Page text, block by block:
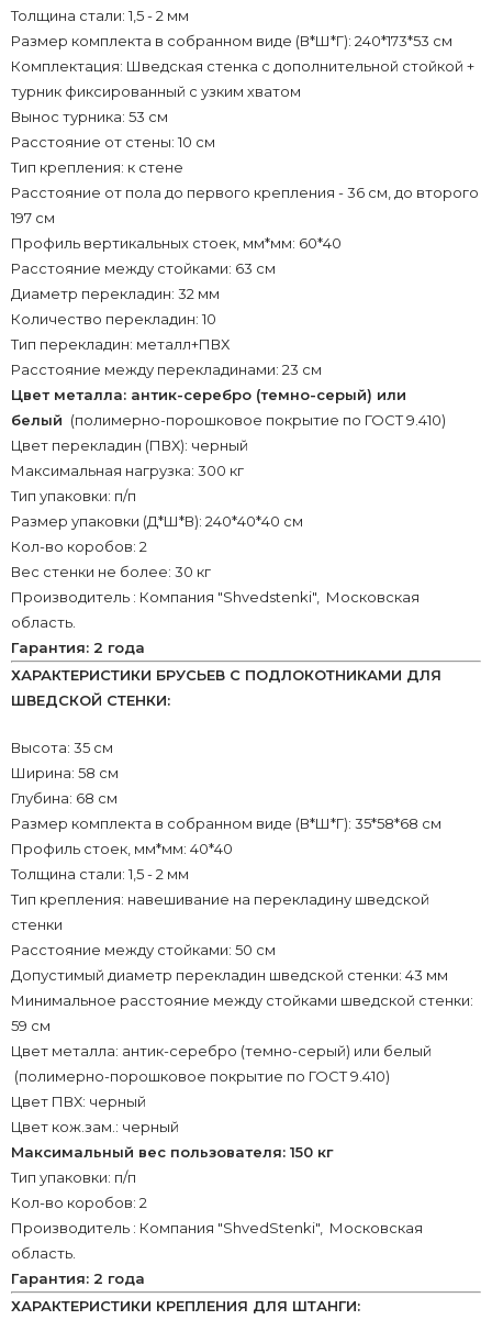
Толщина стали: 1,5 - 2 мм
Размер комплекта в собранном виде (В*Ш*Г): 240*173*53 см
Комплектация: Шведская стенка с дополнительной стойкой +
турник фиксированный с узким хватом
Вынос турника: 53 см
Расстояние от стены: 10 см
Тип крепления: к стене
Расстояние от пола до первого крепления - 36 см, до второго
197 см
Профиль вертикальных стоек, мм*мм: 60*40
Расстояние между стойками: 63 см
Диаметр перекладин: 32 мм
Количество перекладин: 10
Тип перекладин: металл+ПВХ
Расстояние между перекладинами: 23 см
Цвет металла: антик-серебро (темно-серый) или
белый (полимерно-порошковое покрытие по ГОСТ 9.410)
Цвет перекладин (ПВХ): черный
Максимальная нагрузка: 300 кг
Тип упаковки: п/п
Размер упаковки (Д*Ш*В): 240*40*40 см
Кол-во коробов: 2
Вес стенки не более: 30 кг
Производитель : Компания "Shvedstenki", Московская
область.
Гарантия: 2 года
ХАРАКТЕРИСТИКИ БРУСЬЕВ С ПОДЛОКОТНИКАМИ ДЛЯ
ШВЕДСКОЙ СТЕНКИ:
Высота: 35 см
Ширина: 58 см
Глубина: 68 см
Размер комплекта в собранном виде (В*Ш*Г): 35*58*68 см
Профиль стоек, мм*мм: 40*40
Толщина стали: 1,5 - 2 мм
Тип крепления: навешивание на перекладину шведской
стенки
Расстояние между стойками: 50 см
Допустимый диаметр перекладин шведской стенки: 43 мм
Минимальное расстояние между стойками шведской стенки:
59 см
Цвет металла: антик-серебро (темно-серый) или белый
(полимерно-порошковое покрытие по ГОСТ 9.410)
Цвет ПВХ: черный
Цвет кож.зам.: черный
Максимальный вес пользователя: 150 кг
Тип упаковки: п/п
Кол-во коробов: 2
Производитель : Компания "ShvedStenki", Московская
область.
Гарантия: 2 года
ХАРАКТЕРИСТИКИ КРЕПЛЕНИЯ ДЛЯ ШТАНГИ: